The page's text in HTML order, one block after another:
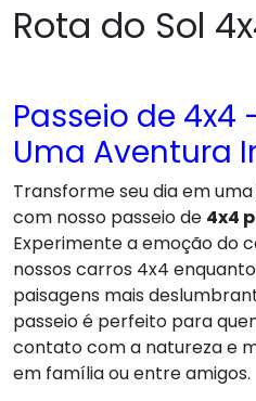
Rota do Sol
Passeio de 4x4
Uma Aventura
Transforme seu dia em
com nosso passeio de 4x4
Experimente a emoção do
nossos carros 4x4
paisagens mais
passeio é perfeito para
contato com a natureza e
em família ou entre amigos.